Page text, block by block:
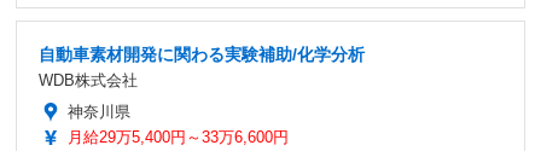
自動車素材開発に関わる実験補助/化学分析
WDB株式会社
神奈川県
月給29万5,400円～33万6,600円